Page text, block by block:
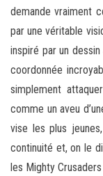
demande vraiment
par une véritable
inspiré par un
coordonnée
simplement
comme un aveu
vise les plus
continuité et, on le
les Mighty